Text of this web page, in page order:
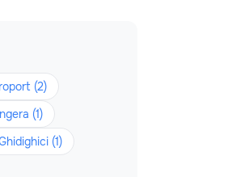
(2)
(1)
(1)